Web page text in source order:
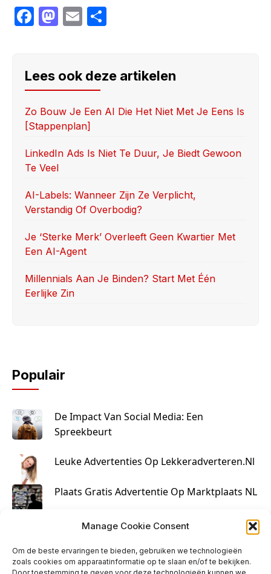
Manage Cookie Consent
Om de beste ervaringen te bieden, gebruiken we technologieën
zoals cookies om apparaatinformatie op te slaan en/of te bekijken.
F
e
b
o
o
k
M
o
d
o
n
E
e
Lees ook deze artikelen
Zo Bouw Je Een AI Die Het Niet Met Je Eens Is
[stappenplan]
LinkedIn Ads Is Niet Te Duur, Je Biedt Gewoon
Te Veel
AI-Labels: Wanneer Zijn Ze Verplicht,
Verstandig Of Overbodig?
Je ‘sterke Merk’ Overleeft Geen Kwartier Met
Een AI-Agent
Millennials Aan Je Binden? Start Met Één
Eerlijke Zin
Populair
De Impact Van Social Media: Een
Spreekbeurt
Leuke Advertenties Op Lekkeradverteren.nl
Plaats Gratis Advertentie Op Marktplaats NL
Kruisbestuiving Voor Succesvolle Marketing